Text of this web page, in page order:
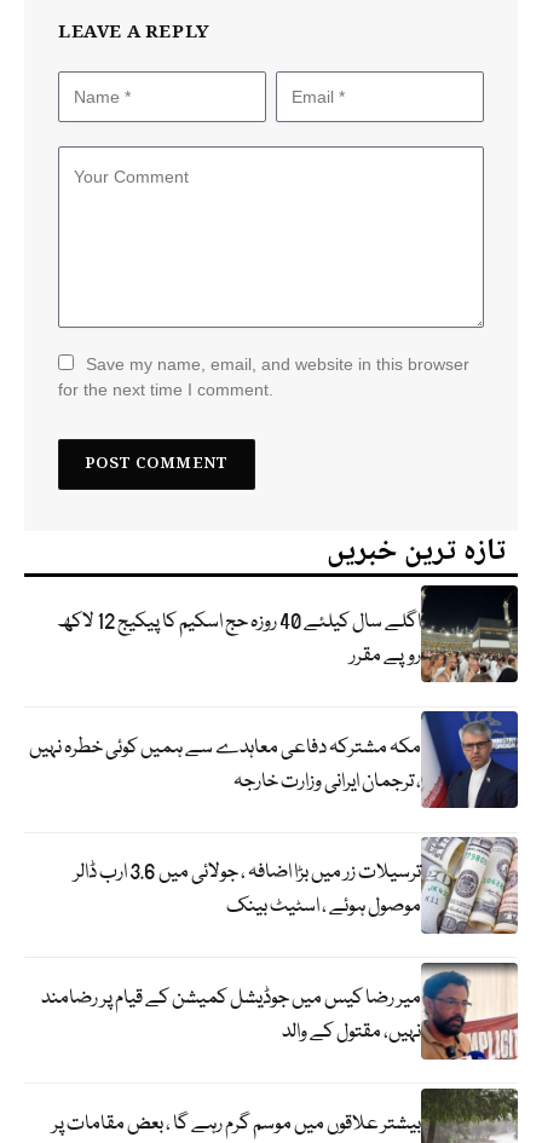
LEAVE A REPLY
Save my name, email, and website in this browser
for the next time I comment.
تازہ ترین خبریں
اگلے سال کیلئے 40 روزہ حج اسکیم کا پیکیج 12 لاکھ
روپے مقرر
مکہ مشترکہ دفاعی معاہدے سے ہمیں کوئی خطرہ نہیں
، ترجمان ایرانی وزارت خارجہ
ترسیلات زر میں بڑا اضافہ ، جولائی میں 3.6 ارب ڈالر
موصول ہوئے ، اسٹیٹ بینک
میر رضا کیس میں جوڈیشل کمیشن کے قیام پر رضامند
نہیں، مقتول کے والد
بیشتر علاقوں میں موسم گرم رہے گا ، بعض مقامات پر